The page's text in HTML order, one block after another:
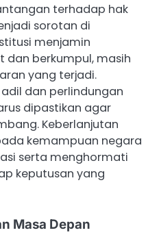
terhadap hak
sorotan di
menjamin
dan berkumpul, masih
yang terjadi.
dan perlindungan
dipastikan agar
Keberlanjutan
kemampuan negara
serta menghormati
keputusan yang
Masa Depan